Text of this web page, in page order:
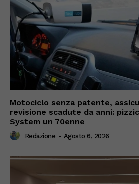
Motociclo senza patente,
revisione scadute da anni:
System un 70enne
Redazione - Agosto 6, 2026